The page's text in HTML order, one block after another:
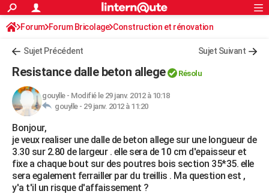
ACTUALITÉS
Politique
Société
Faits Divers
Education
Monde
Villes
+
FINANCE
Retraite
Impôts
Epargne
Immobilier
Risques naturels par ville
Banque
Assurance
Crédit
AUTO
Essais
Réserver un essai
Citadines
Berlines
SUV
Forum auto
+HIGH-TECH
Mobiles
Meilleur smartphone
Internet
Ordinateurs
Jeux vidéo
Guide high-tech
+BRICOLAGE
Forum
Aménagement intérieur
Extérieur
Cuisine
Salle de bains
Jardinage
Rangement
WEEK-END
Rechercher
S'inscrire
Connexion
Forum Forum Bricolage Construction et rénovation
Sujet Précédent Sujet Suivant
Resistance dalle beton allege Résolu
gouylle- Modifié le 29 janv. 2012 à 10:18
gouylle - 29 janv. 2012 à 11:20
Bonjour,
je veux realiser une dalle de beton allege sur une longueur de
3.30 sur 2.80 de largeur . elle sera de 10 cm d'epaisseur et
fixe a chaque bout sur des poutres bois section 35*35. elle
sera egalement ferrailler par du treillis . Ma question est ,
y'a t'il un risque d'affaissement ?